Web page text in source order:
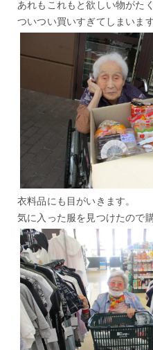
あれもこれもと欲しい物がた
ついつい買いすぎてしまいます
衣料品にも目がいきます。
気に入った服を見つけたので